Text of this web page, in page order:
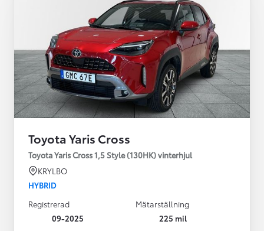
Toyota Yaris Cross
Toyota Yaris Cross 1,5 Style (130HK) vinterhjul
KRYLBO
HYBRID
Registrerad
09-2025
Mätarställning
225 mil